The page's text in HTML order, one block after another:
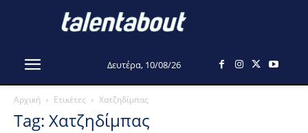
Δευτέρα, 10/08/26
Αρχική Ετικέτες Χατζηδίμπας
Tag: Χατζηδίμπας